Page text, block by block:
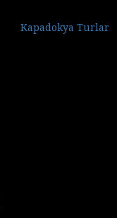
Kapadokya Turlar